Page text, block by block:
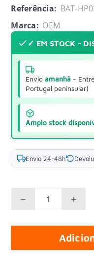
Referência: BAT-
Marca: OEM
✓ EM STOCK -
Envioamanhã -
Portugal peninsular)
Amplo stock
Envio 24-48h